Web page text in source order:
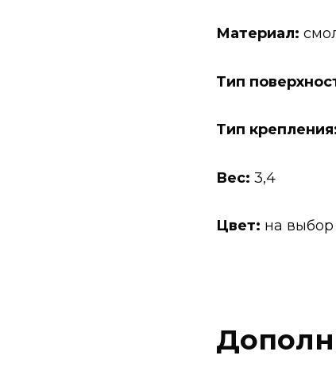
Материал:
Тип
Тип
Вес: 3,4
Цвет: на выбор